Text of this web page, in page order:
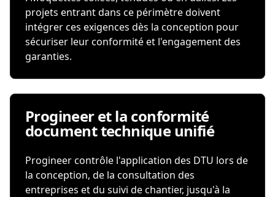
projets entrant dans ce périmètre doivent
intégrer ces exigences dès la conception pour
sécuriser leur conformité et l'engagement des
garanties.
Progineer et la conformité
document technique unifié
Progineer contrôle l'application des DTU lors de
la conception, de la consultation des
entreprises et du suivi de chantier, jusqu'à la